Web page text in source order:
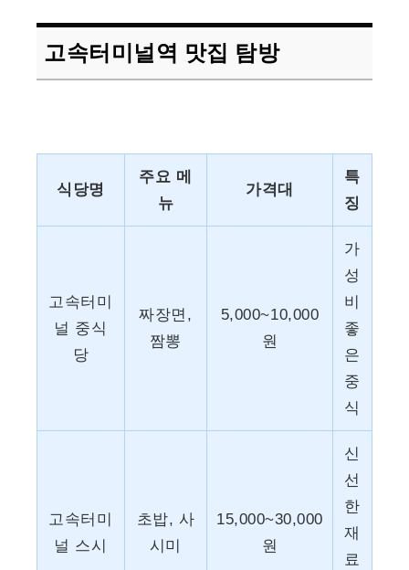
고속터미널역 맛집 탐방
식당명
주요 메
뉴
가격대
특
징
고속터미
널 중식
당
짜장면,
짬뽕
5,000~10,000
원
가
성
비
좋
은
중
식
고속터미
널 스시
초밥, 사
시미
15,000~30,000
원
신
선
한
재
료